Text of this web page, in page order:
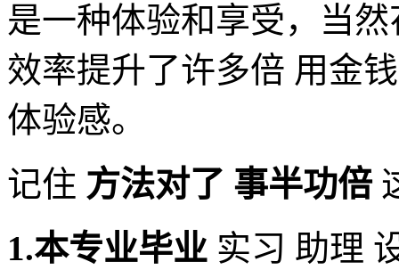
是一种体验和享受，当
效率提升了许多倍 用金
体验感。
记住 方法对了 事半功倍
1.本专业毕业 实习 助理